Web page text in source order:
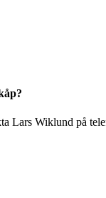
Lars Wiklund på